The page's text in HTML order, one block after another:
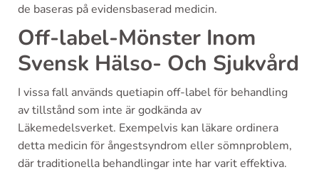
de baseras på evidensbaserad medicin.
Off-label-Mönster Inom
Svensk Hälso- Och Sjukvård
I vissa fall används quetiapin off-label för behandling
av tillstånd som inte är godkända av
Läkemedelsverket. Exempelvis kan läkare ordinera
detta medicin för ångestsyndrom eller sömnproblem,
där traditionella behandlingar inte har varit effektiva.